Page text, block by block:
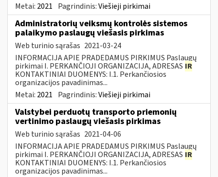
Metai: 2021 Pagrindinis:Viešieji pirkimai
Administratorių veiksmų kontrolės sistemos
palaikymo paslaugų viešasis pirkimas
Web turinio sąrašas 2021-03-24
INFORMACIJA APIE PRADEDAMUS PIRKIMUS Paslaugų
pirkimai I. PERKANČIOJI ORGANIZACIJA, ADRESAS IR
KONTAKTINIAI DUOMENYS: I.1. Perkančiosios
organizacijos pavadinimas...
Metai: 2021 Pagrindinis:Viešieji pirkimai
Valstybei perduotų transporto priemonių
vertinimo paslaugų viešasis pirkimas
Web turinio sąrašas 2021-04-06
INFORMACIJA APIE PRADEDAMUS PIRKIMUS Paslaugų
pirkimai I. PERKANČIOJI ORGANIZACIJA, ADRESAS IR
KONTAKTINIAI DUOMENYS: I.1. Perkančiosios
organizacijos pavadinimas...